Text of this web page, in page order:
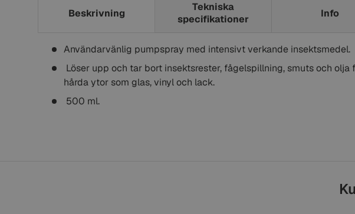
Beskrivning
Tekniska
specifikationer
Info
Användarvänlig pumpspray med intensivt verkande insektsmedel.
Löser upp och tar bort insektsrester, fågelspillning, smuts och olja
hårda ytor som glas, vinyl och lack.
500 ml.